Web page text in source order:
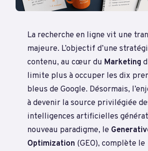
La recherche en ligne vit une
majeure. L’objectif d’une
contenu, au cœur du Marketing
limite plus à occuper les dix
bleus de Google. Désormais,
à devenir la source privilégiée
intelligences artificielles
nouveau paradigme, le
Optimization (GEO), complète le